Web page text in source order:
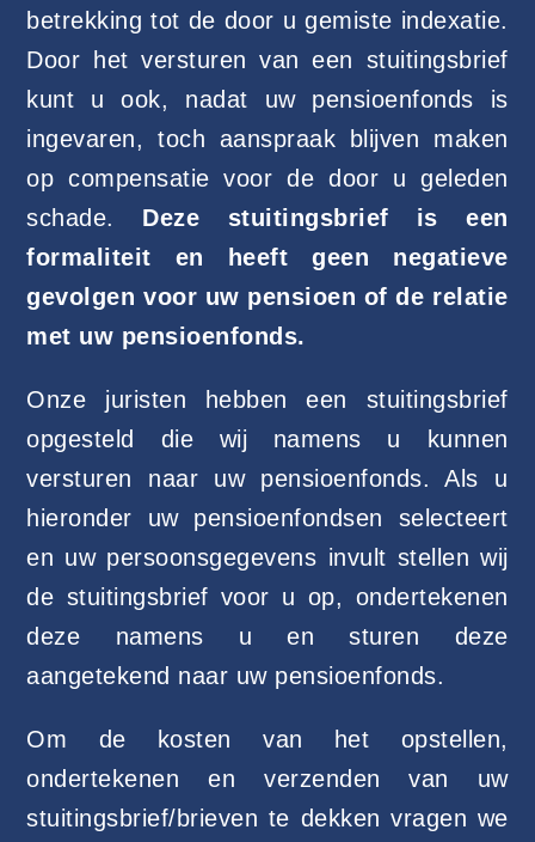
betrekking tot de door u gemiste indexatie.
Door het versturen van een stuitingsbrief
kunt u ook, nadat uw pensioenfonds is
ingevaren, toch aanspraak blijven maken
op compensatie voor de door u geleden
schade. Deze stuitingsbrief is een
formaliteit en heeft geen negatieve
gevolgen voor uw pensioen of de relatie
met uw pensioenfonds.
Onze juristen hebben een stuitingsbrief
opgesteld die wij namens u kunnen
versturen naar uw pensioenfonds. Als u
hieronder uw pensioenfondsen selecteert
en uw persoonsgegevens invult stellen wij
de stuitingsbrief voor u op, ondertekenen
deze namens u en sturen deze
aangetekend naar uw pensioenfonds.
Om de kosten van het opstellen,
ondertekenen en verzenden van uw
stuitingsbrief/brieven te dekken vragen we